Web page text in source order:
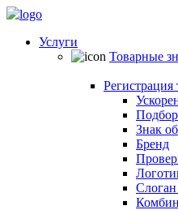
Услуги
Товарные
Регистрация
Знак
Бренд
Слоган